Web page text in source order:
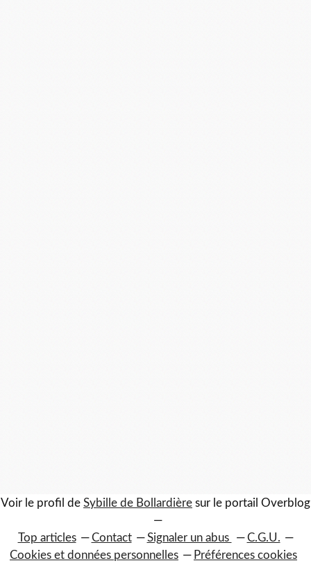
Voir le profil de Sybille de Bollardière sur le portail Overblog
Top articles Contact Signaler un abus
C.G.U.
Cookies et données personnelles
Préférences cookies